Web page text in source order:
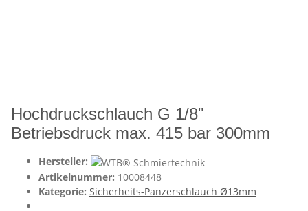
Hochdruckschlauch G 1/8"
Betriebsdruck max. 415 bar 300mm
Hersteller:
Artikelnummer: 10008448
Kategorie: Sicherheits-Panzerschlauch Ø13mm